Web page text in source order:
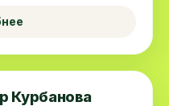
Курбанова